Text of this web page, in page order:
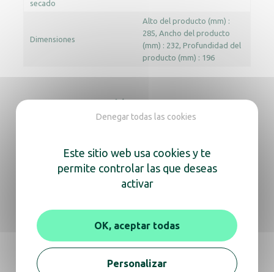
secado
Dimensiones
Alto del producto (mm) :
285 Ancho del producto
(mm) : 232 Profundidad del
producto (mm) : 196
Documentación
Archicad
En la misma gama, descubra
también
Este sitio web usa cookies y te
permite controlar las que deseas
activar
OK, aceptar todas
Denegar todas las cookies
Personalizar